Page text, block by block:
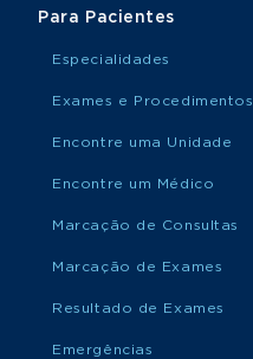
Para Pacientes
Especialidades
Exames e Procedimentos
Encontre uma Unidade
Encontre um Médico
Marcação de Consultas
Marcação de Exames
Resultado de Exames
Emergências